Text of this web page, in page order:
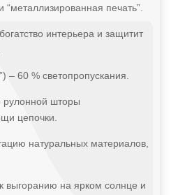
“металлизированная печать”.
интерьера и защитит
– 60 % светопропускания.
рулонной шторы
цепочки.
натуральных материалов,
выгоранию на ярком солнце и